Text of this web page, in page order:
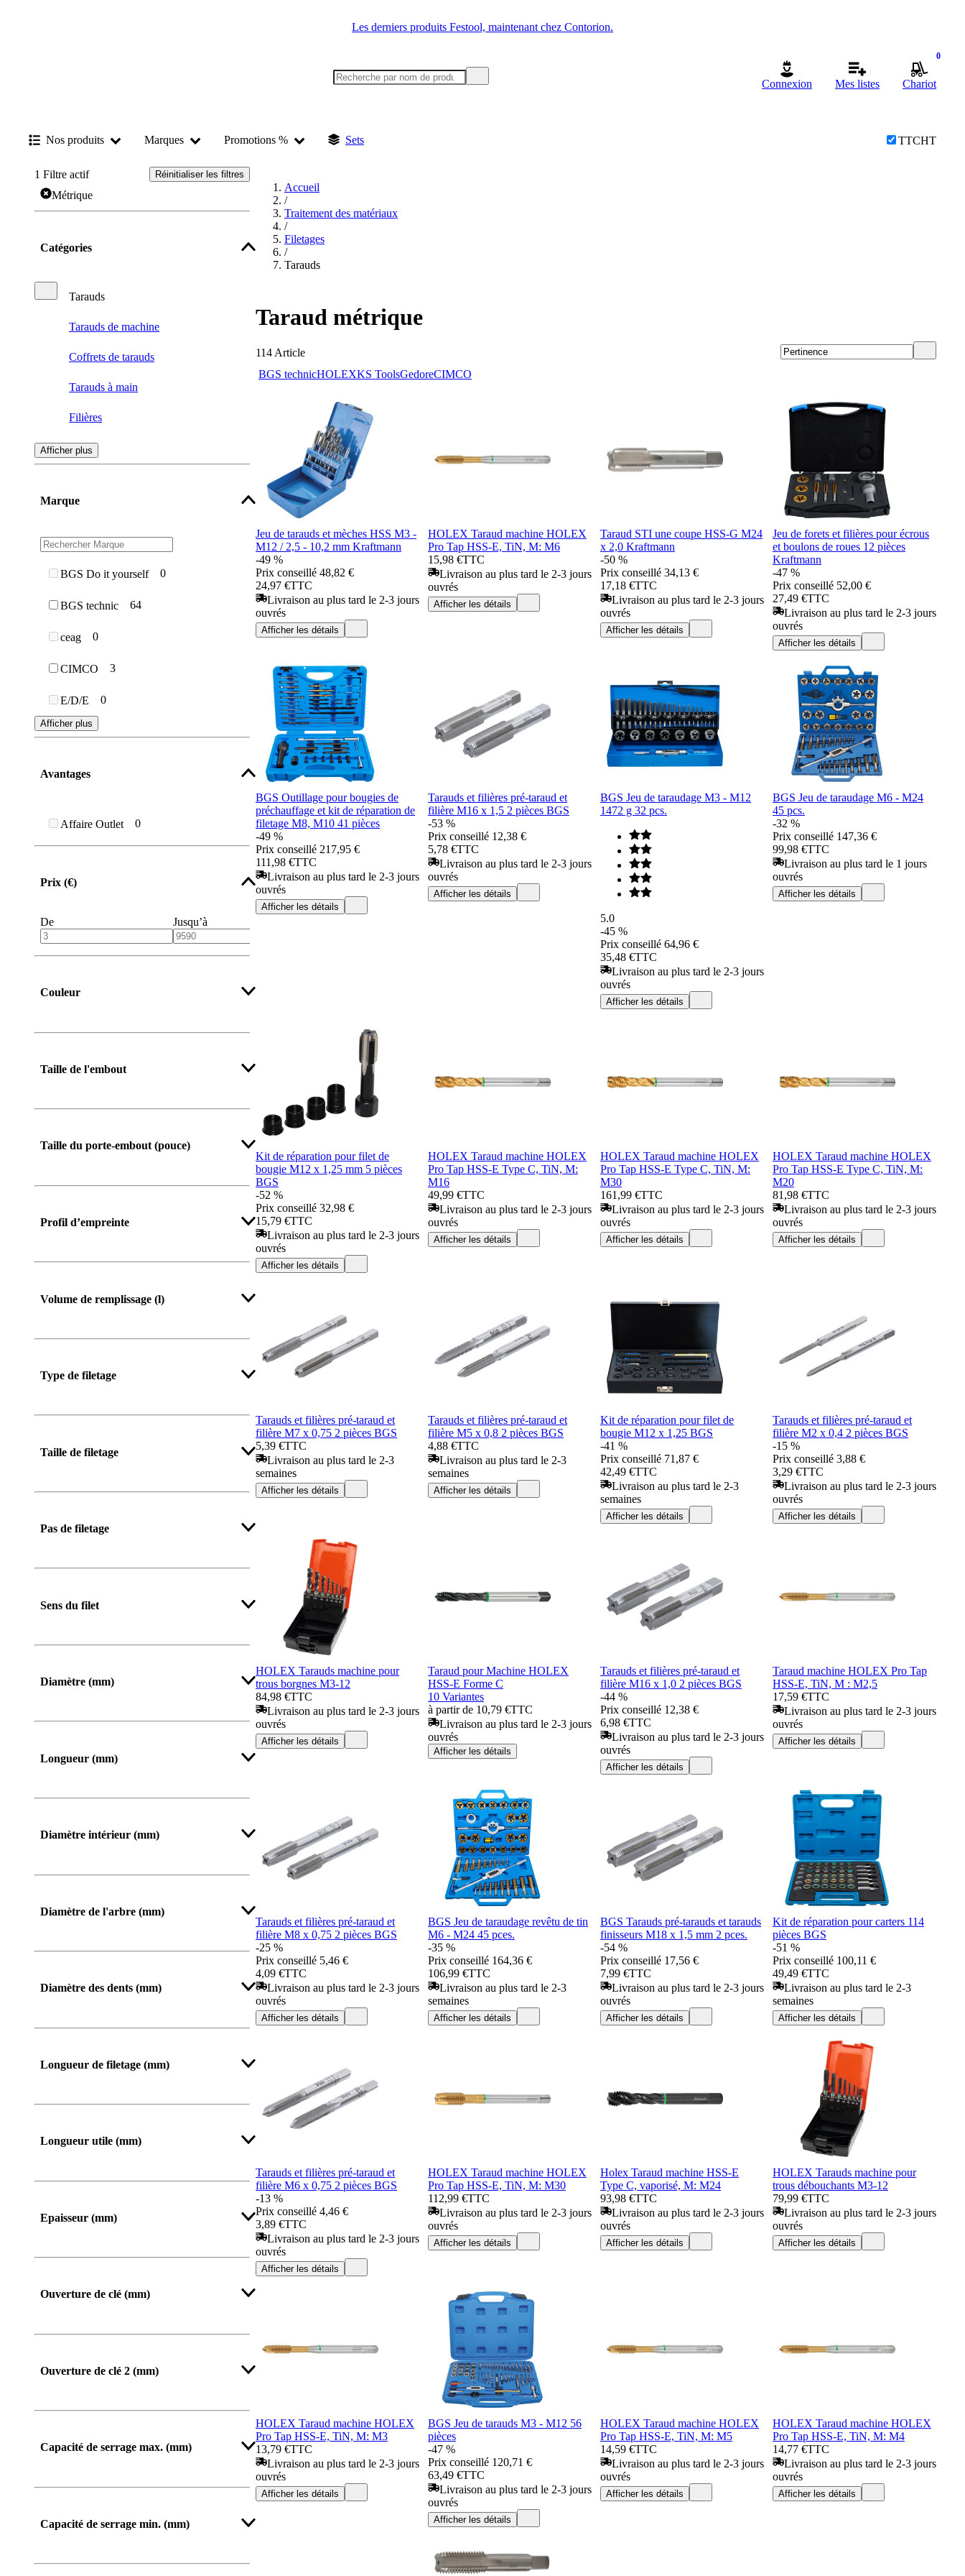
Les derniers produits Festool, maintenant chez Contorion.
Connexion Mes listes
0
Chariot
Nos produits Marques Promotions % Sets TTCHT
1 Filtre actif Réinitialiser les filtres
Métrique
Catégories
Tarauds
Tarauds de machine
Coffrets de tarauds
Tarauds à main
Filières
Portes-filières
Extracteurs de taraud
Afficher plus
Marque
BGS Do it yourself 0
BGS technic 64
ceag 0
CIMCO 3
E/D/E 0
Afficher plus
Avantages
Affaire Outlet 0
Prix (€)
De Jusqu’à
Couleur
Taille de l'embout
Taille du porte-embout (pouce)
Profil d’empreinte
Volume de remplissage (l)
Type de filetage
Taille de filetage
Pas de filetage
Sens du filet
Diamètre (mm)
Longueur (mm)
De Jusqu’à
Diamètre intérieur (mm)
Diamètre de l'arbre (mm)
Diamètre des dents (mm)
Longueur de filetage (mm)
Longueur utile (mm)
Epaisseur (mm)
Ouverture de clé (mm)
Ouverture de clé 2 (mm)
Capacité de serrage max. (mm)
Capacité de serrage min. (mm)
Accueil
/
Traitement des matériaux
/
Filetages
/
Tarauds
Taraud métrique
114 Article
BGS technicHOLEXKS ToolsGedoreCIMCO
Jeu de tarauds et mèches HSS M3 -
M12 / 2,5 - 10,2 mm Kraftmann
-49 %
Prix conseillé 48,82 €
24,97 €TTC
Livraison au plus tard le 2-3 jours
ouvrés
Afficher les détails
HOLEX Taraud machine HOLEX
Pro Tap HSS-E, TiN, M: M6
15,98 €TTC
Livraison au plus tard le 2-3 jours
ouvrés
Afficher les détails
Taraud STI une coupe HSS-G M24
x 2,0 Kraftmann
-50 %
Prix conseillé 34,13 €
17,18 €TTC
Livraison au plus tard le 2-3 jours
ouvrés
Afficher les détails
Jeu de forets et filières pour écrous
et boulons de roues 12 pièces
Kraftmann
-47 %
Prix conseillé 52,00 €
27,49 €TTC
Livraison au plus tard le 2-3 jours
ouvrés
Afficher les détails
BGS Outillage pour bougies de
préchauffage et kit de réparation de
filetage M8, M10 41 pièces
-49 %
Prix conseillé 217,95 €
111,98 €TTC
Livraison au plus tard le 2-3 jours
ouvrés
Afficher les détails
Tarauds et filières pré-taraud et
filière M16 x 1,5 2 pièces BGS
-53 %
Prix conseillé 12,38 €
5,78 €TTC
Livraison au plus tard le 2-3 jours
ouvrés
Afficher les détails
BGS Jeu de taraudage M3 - M12
1472 g 32 pcs.
5.0
-45 %
Prix conseillé 64,96 €
35,48 €TTC
Livraison au plus tard le 2-3 jours
ouvrés
Afficher les détails
BGS Jeu de taraudage M6 - M24
45 pcs.
-32 %
Prix conseillé 147,36 €
99,98 €TTC
Livraison au plus tard le 1 jours
ouvrés
Afficher les détails
Kit de réparation pour filet de
bougie M12 x 1,25 mm 5 pièces
BGS
-52 %
Prix conseillé 32,98 €
15,79 €TTC
Livraison au plus tard le 2-3 jours
ouvrés
Afficher les détails
HOLEX Taraud machine HOLEX
Pro Tap HSS-E Type C, TiN, M:
M16
49,99 €TTC
Livraison au plus tard le 2-3 jours
ouvrés
Afficher les détails
HOLEX Taraud machine HOLEX
Pro Tap HSS-E Type C, TiN, M:
M30
161,99 €TTC
Livraison au plus tard le 2-3 jours
ouvrés
Afficher les détails
HOLEX Taraud machine HOLEX
Pro Tap HSS-E Type C, TiN, M:
M20
81,98 €TTC
Livraison au plus tard le 2-3 jours
ouvrés
Afficher les détails
Tarauds et filières pré-taraud et
filière M7 x 0,75 2 pièces BGS
5,39 €TTC
Livraison au plus tard le 2-3
semaines
Afficher les détails
Tarauds et filières pré-taraud et
filière M5 x 0,8 2 pièces BGS
4,88 €TTC
Livraison au plus tard le 2-3
semaines
Afficher les détails
Kit de réparation pour filet de
bougie M12 x 1,25 BGS
-41 %
Prix conseillé 71,87 €
42,49 €TTC
Livraison au plus tard le 2-3
semaines
Afficher les détails
Tarauds et filières pré-taraud et
filière M2 x 0,4 2 pièces BGS
-15 %
Prix conseillé 3,88 €
3,29 €TTC
Livraison au plus tard le 2-3 jours
ouvrés
Afficher les détails
HOLEX Tarauds machine pour
trous borgnes M3-12
84,98 €TTC
Livraison au plus tard le 2-3 jours
ouvrés
Afficher les détails
Taraud pour Machine HOLEX
HSS-E Forme C
10 Variantes
à partir de 10,79 €TTC
Livraison au plus tard le 2-3 jours
ouvrés
Afficher les détails
Tarauds et filières pré-taraud et
filière M16 x 1,0 2 pièces BGS
-44 %
Prix conseillé 12,38 €
6,98 €TTC
Livraison au plus tard le 2-3 jours
ouvrés
Afficher les détails
Taraud machine HOLEX Pro Tap
HSS-E, TiN, M : M2,5
17,59 €TTC
Livraison au plus tard le 2-3 jours
ouvrés
Afficher les détails
Tarauds et filières pré-taraud et
filière M8 x 0,75 2 pièces BGS
-25 %
Prix conseillé 5,46 €
4,09 €TTC
Livraison au plus tard le 2-3 jours
ouvrés
Afficher les détails
BGS Jeu de taraudage revêtu de tin
M6 - M24 45 pces.
-35 %
Prix conseillé 164,36 €
106,99 €TTC
Livraison au plus tard le 2-3
semaines
Afficher les détails
BGS Tarauds pré-tarauds et tarauds
finisseurs M18 x 1,5 mm 2 pces.
-54 %
Prix conseillé 17,56 €
7,99 €TTC
Livraison au plus tard le 2-3 jours
ouvrés
Afficher les détails
Kit de réparation pour carters 114
pièces BGS
-51 %
Prix conseillé 100,11 €
49,49 €TTC
Livraison au plus tard le 2-3
semaines
Afficher les détails
Tarauds et filières pré-taraud et
filière M6 x 0,75 2 pièces BGS
-13 %
Prix conseillé 4,46 €
3,89 €TTC
Livraison au plus tard le 2-3 jours
ouvrés
Afficher les détails
HOLEX Taraud machine HOLEX
Pro Tap HSS-E, TiN, M: M30
112,99 €TTC
Livraison au plus tard le 2-3 jours
ouvrés
Afficher les détails
Holex Taraud machine HSS-E
Type C, vaporisé, M: M24
93,98 €TTC
Livraison au plus tard le 2-3 jours
ouvrés
Afficher les détails
HOLEX Tarauds machine pour
trous débouchants M3-12
79,99 €TTC
Livraison au plus tard le 2-3 jours
ouvrés
Afficher les détails
HOLEX Taraud machine HOLEX
Pro Tap HSS-E, TiN, M: M3
13,79 €TTC
Livraison au plus tard le 2-3 jours
ouvrés
Afficher les détails
BGS Jeu de tarauds M3 - M12 56
pièces
-47 %
Prix conseillé 120,71 €
63,49 €TTC
Livraison au plus tard le 2-3 jours
ouvrés
Afficher les détails
HOLEX Taraud machine HOLEX
Pro Tap HSS-E, TiN, M: M5
14,59 €TTC
Livraison au plus tard le 2-3 jours
ouvrés
Afficher les détails
HOLEX Taraud machine HOLEX
Pro Tap HSS-E, TiN, M: M4
14,77 €TTC
Livraison au plus tard le 2-3 jours
ouvrés
Afficher les détails